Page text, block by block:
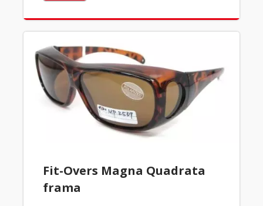
Fit-Overs Magna Quadrata
frama